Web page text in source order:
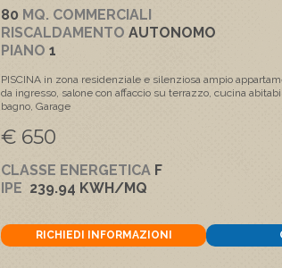
80 MQ. COMMERCIALI
RISCALDAMENTO AUTONOMO
PIANO 1
PISCINA in zona residenziale e silenziosa ampio
da ingresso, salone con affaccio su terrazzo, cucina
bagno, Garage
€ 650
CLASSE ENERGETICA F
IPE 239.94 KWH/MQ
RICHIEDI INFORMAZIONI